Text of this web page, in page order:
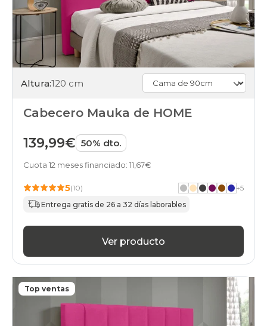
Altura:120 cm
Cabecero Mauka de HOME
139,99€ 50% dto.
Cuota 12 meses financiado: 11,67€
5(10) +5
Entrega gratis de 26 a 32 días laborables
Ver producto
Top ventas